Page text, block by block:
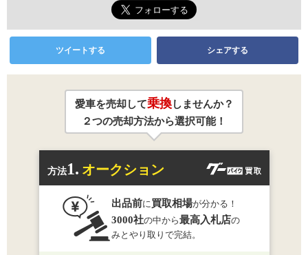
ツイートする シェアする
愛車を売却して乗換しませんか？
２つの売却方法から選択可能！
方法1. オークション
出品前に 買取相場が分かる！
3000社の中から最高入札店の
みとやり取りで完結。